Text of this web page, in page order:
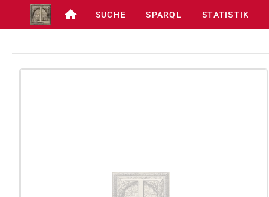
SUCHE SPARQL STATISTIK